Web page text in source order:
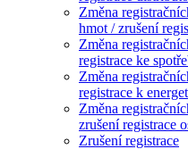
Změna
hmot / zrušení
Změna
registrace ke
Změna
registrace k
Změna
zrušení registrace
Zrušení registrace